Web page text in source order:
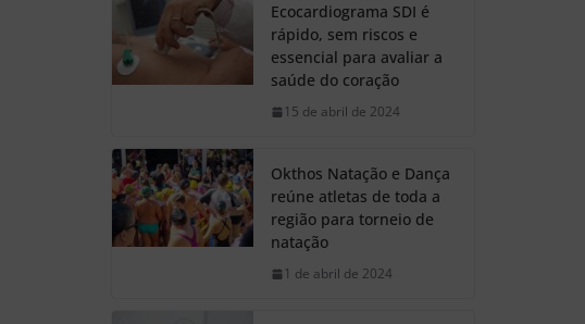
Ecocardiograma SDI é
rápido, sem riscos e
essencial para avaliar a
saúde do coração
15 de abril de 2024
Okthos Natação e Dança
reúne atletas de toda a
região para torneio de
natação
1 de abril de 2024